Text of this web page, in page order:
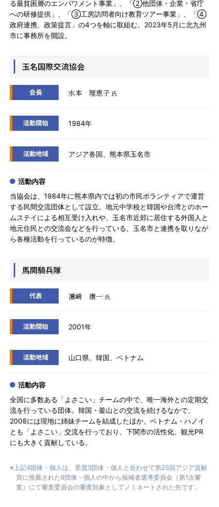
る最貧困層のエンパワメント事業」、「②他団体・企業・省庁
への研修提供」、「③工房訪問者向け教育ツアー事業」、「④
政府連携、政策提言」の4つを軸に取組む。2023年5月に北九州
市に事務所を開設。
玉名国際交流協会
会長 水本 理恵子 氏
活動開始 1984年
活動地域 アジア各国、熊本県玉名市
活動内容
当協会は、1984年に熊本県内では初の市民ボランティアで運営
する民間交流団体として設立。地元中学校と韓国や台湾とのホー
ムステイによる相互受け入れや、玉名市近郊に居住する外国人と
地元住民との交流会などを行っている。玉名市と連携を取りなが
ら各種活動を行っているのが特徴。
馬関騎兵隊
代表 濵﨑 康一 氏
活動開始 2001年
活動地域 山口県、韓国、ベトナム
活動内容
全国に多数ある「よさこい」チームの中で、唯一海外との定期交
流を行っている団体。韓国・釜山との交流を続けるなかで、
2008には現地に姉妹チームを結成したほか、ベトナム・ハノイ
とも「よさこい」交流を行っており、下関市の活性化、観光PR
にも大きく貢献している。
※上記4団体・個人は、受賞3団体・個人と合わせて第25回アジア貢献
賞に推薦された9団体・個人の中から候補者選考委員会（第1次審
査）にて審査委員会の審査対象としてノミネートされた先です。